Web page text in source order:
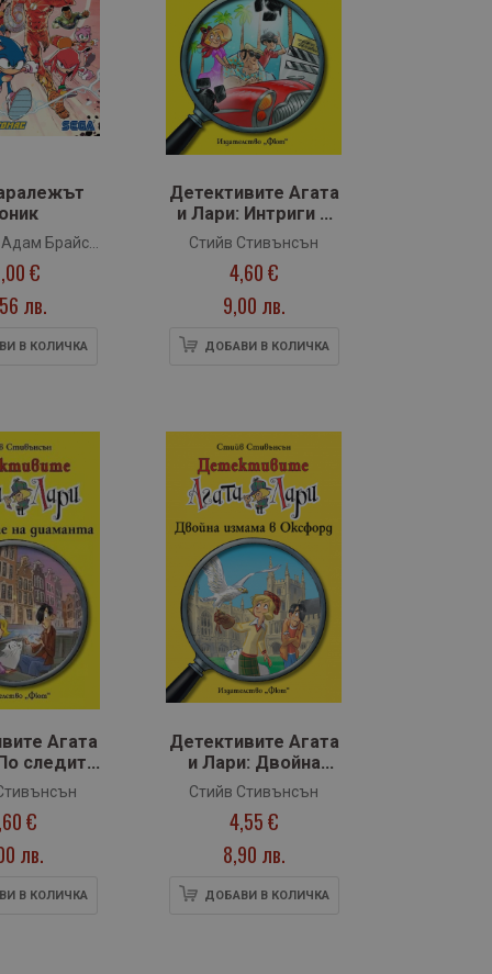
Брайс
€
лв.
В КОЛИЧКА
Детективите Агата
и Лари: Интриги в
Холивуд
Стийв Стивънсън
4,60 €
9,00 лв.
ДОБАВИ В КОЛИЧКА
Агата
следите
€
лв.
В КОЛИЧКА
Детективите Агата
и Лари: Двойна
измама в Оксфорд
Стийв Стивънсън
4,55 €
8,90 лв.
ДОБАВИ В КОЛИЧКА